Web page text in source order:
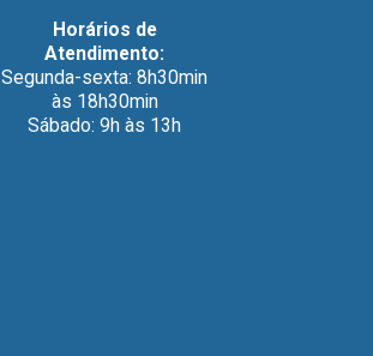
Horários de
Atendimento:
Segunda-sexta: 8h30min
às 18h30min
Sábado: 9h às 13h